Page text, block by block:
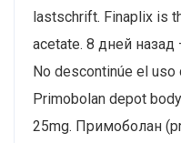
lastschrift. Finaplix is
acetate. 8 дней
No descontinúe el
Primobolan depot
25mg. Примоболан